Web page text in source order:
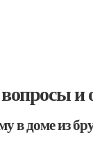
и
в доме из